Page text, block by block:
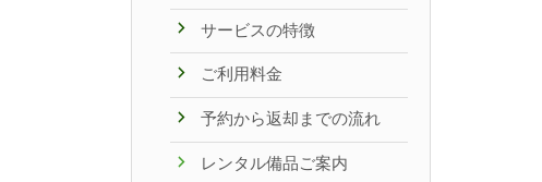
サービスの特徴
ご利用料金
予約から返却までの流れ
レンタル備品ご案内